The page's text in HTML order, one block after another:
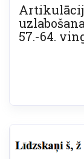
57.-64.